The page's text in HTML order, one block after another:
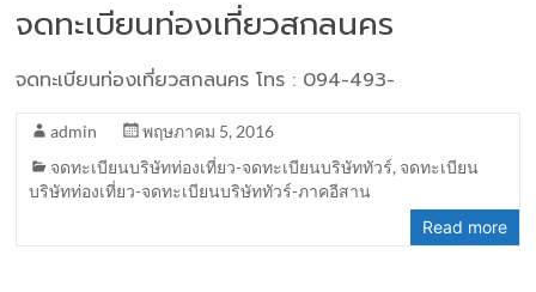
จดทะเบียนท่องเที่ยวสกลนคร
จดทะเบียนท่องเที่ยวสกลนคร โทร : 094-493-
admin
พฤษภาคม 5, 2016
จดทะเบียนบริษัทท่องเที่ยว-จดทะเบียนบริษัททัวร์, จดทะเบียน
บริษัทท่องเที่ยว-จดทะเบียนบริษัททัวร์-ภาคอีสาน
Read more